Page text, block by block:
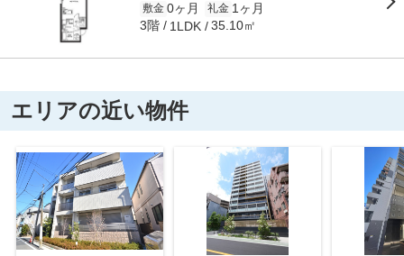
敷金 0ヶ月 礼金 1ヶ月
3階 1LDK 35.10㎡
エリアの近い物件